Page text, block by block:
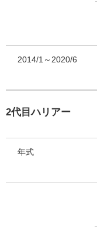
2014/1～2020/6
2代目ハリアー
年式